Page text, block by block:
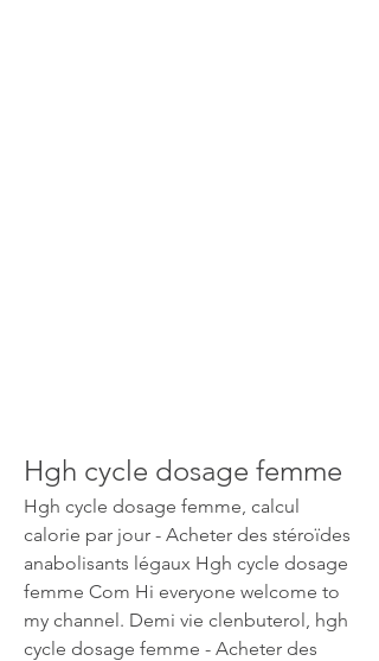
Hgh cycle dosage femme
Hgh cycle dosage femme, calcul
calorie par jour - Acheter des stéroïdes
anabolisants légaux Hgh cycle dosage
femme Com Hi everyone welcome to
my channel. Demi vie clenbuterol, hgh
cycle dosage femme - Acheter des